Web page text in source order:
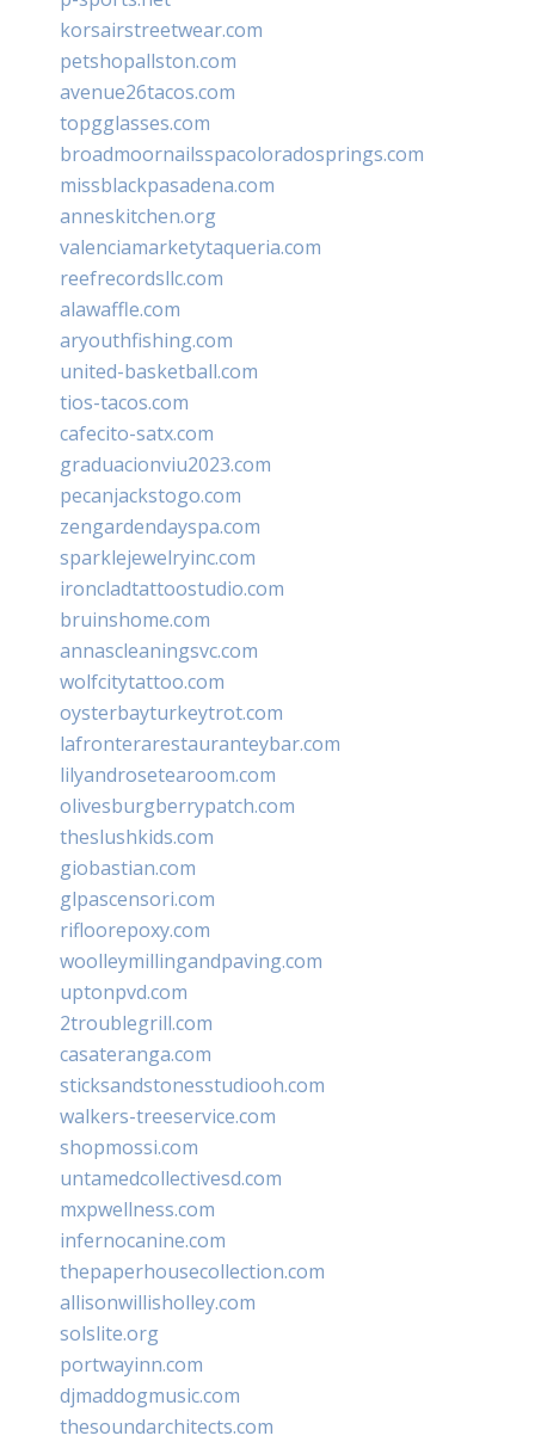
korsairstreetwear.com
petshopallston.com
avenue26tacos.com
topgglasses.com
broadmoornailsspacoloradosprings.com
missblackpasadena.com
anneskitchen.org
valenciamarketytaqueria.com
reefrecordsllc.com
alawaffle.com
aryouthfishing.com
united-basketball.com
tios-tacos.com
cafecito-satx.com
graduacionviu2023.com
pecanjackstogo.com
zengardendayspa.com
sparklejewelryinc.com
ironcladtattoostudio.com
bruinshome.com
annascleaningsvc.com
wolfcitytattoo.com
oysterbayturkeytrot.com
lafronterarestauranteybar.com
lilyandrosetearoom.com
olivesburgberrypatch.com
theslushkids.com
giobastian.com
glpascensori.com
rifloorepoxy.com
woolleymillingandpaving.com
uptonpvd.com
2troublegrill.com
casateranga.com
sticksandstonesstudiooh.com
walkers-treeservice.com
shopmossi.com
untamedcollectivesd.com
mxpwellness.com
infernocanine.com
thepaperhousecollection.com
allisonwillisholley.com
solslite.org
portwayinn.com
djmaddogmusic.com
thesoundarchitects.com